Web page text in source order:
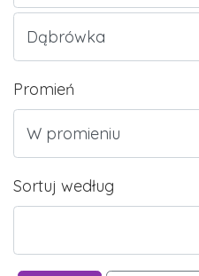
Promień
Sortuj według